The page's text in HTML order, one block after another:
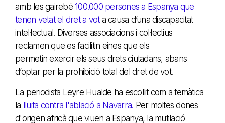
amb les gairebé 100.000 persones a Espanya que
tenen vetat el dret a vota causa d’una discapacitat
intel·lectual. Diverses associacions i col·lectius
reclamen que es facilitin eines que els
permetin exercir els seus drets ciutadans, abans
d’optar per la prohibició total del dret de vot.
La periodista Leyre Hualde ha escollit com a temàtica
la lluita contra l'ablació a Navarra. Per moltes dones
d'origen africà que viuen a Espanya, la mutilació